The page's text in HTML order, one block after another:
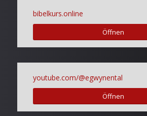
bibelkurs.online
Öffnen
youtube.com/@egwynental
Öffnen